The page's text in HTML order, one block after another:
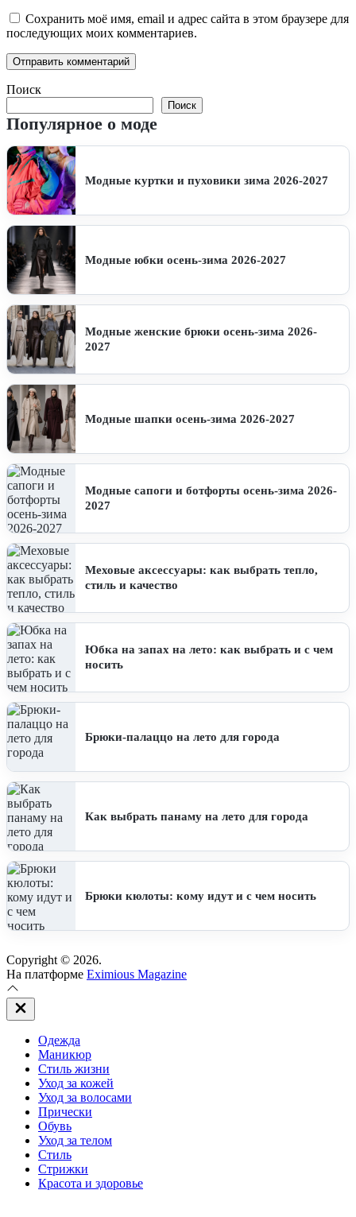
Сохранить моё имя, email и адрес сайта в этом браузере для
последующих моих комментариев.
Поиск
Поиск
Популярное о моде
Модные куртки и пуховики зима 2026-2027
Модные юбки осень-зима 2026-2027
Модные женские брюки осень-зима 2026-
2027
Модные шапки осень-зима 2026-2027
Модные сапоги и ботфорты осень-зима 2026-
2027
Меховые аксессуары: как выбрать тепло,
стиль и качество
Юбка на запах на лето: как выбрать и с чем
носить
Брюки-палаццо на лето для города
Как выбрать панаму на лето для города
Брюки кюлоты: кому идут и с чем носить
Copyright © 2026.
На платформе Eximious Magazine
Закрыть
вне
Одежда
Маникюр
Стиль жизни
Уход за кожей
Уход за волосами
Прически
Обувь
Уход за телом
Стиль
Стрижки
Красота и здоровье